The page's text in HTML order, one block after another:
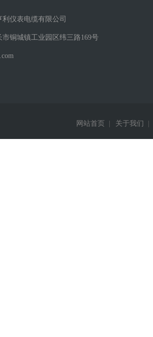
仪表电缆有限公司
铜城镇工业园区纬三路169号
网站首页 关于我们